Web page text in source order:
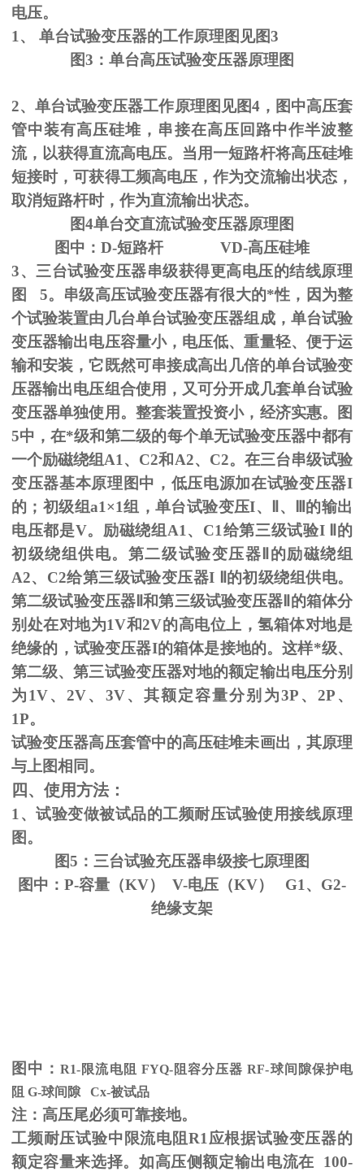
电压。
1、 单台试验变压器的工作原理图见图3
图3 ：单台高压试验变压器原理图
2、单台试验变压器工作原理图见图4 ，图中高压套
管中装有高压硅堆，串接在高压回路中作半波整
流，以获得直流高电压。当用一短路杆将高压硅堆
短接时，可获得工频高电压，作为交流输出状态，
取消短路杆时，作为直流输出状态。
图4单台交直流试验变压器原理图
图中： D-短路杆 VD-高压硅堆
3、三台试验变压器串级获得更高电压的结线原理
图 5。串级高压试验变压器有很大的*性，因为整
个试验装置由几台单台试验变压器组成，单台试验
变压器输出电压容量小，电压低、重量轻、便于运
输和安装，它既然可串接成高出几倍的单台试验变
压器输出电压组合使用，又可分开成几套单台试验
变压器单独使用。整套装置投资小，经济实惠。图
5中，在*级和第二级的每个单无试验变压器中都有
一个励磁绕组 A1 、 C2和 A2、 C2。在三台串级试验
变压器基本原理图中，低压电源加在试验变压器I
的；初级组a1×1组，单台试验变压I、 、
的输出
电压都是V。励磁绕组 A1 、 C1给第三级试验I
Ⅱ的
初级绕组供电。第二级试验变压器Ⅱ的励磁绕组
A2、C2给第三级试验变压器I Ⅱ的初级绕组供电。
第二级试验变压器Ⅱ和第三级试验变压器Ⅱ的箱体分
别处在对地为1V和2V的高电位上，氢箱体对地是
绝缘的，试验变压器I的箱体是接地的。这样*级、
第二级、第三试验变压器对地的额定输出电压分别
为1V、2V、3V、其额定容量分别为3P、2P、
1P。
试验变压器高压套管中的高压硅堆未画出，其原理
与上图相同。
四、使用方法：
1、试验变做被试品的工频耐压试验使用接线原理
图。
图5：三台试验充压器串级接七原理图
图中：P-容量（KV） V-电压（KV） G1、G2-
绝缘支架
图中：R1-限流电阻 FYQ-阻容分压器RF-球间隙保护电
阻 G-球间隙 Cx-被试品
注：高压尾必须可靠接地。
工频耐压试验中限流电阻 R1 应根据试验变压器的
额定容量来选择。如高压侧额定输出电流在 100-